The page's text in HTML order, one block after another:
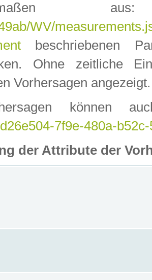
WV/
beschriebenen
Ohne zeitliche
Vorhersagen angezeigt.
können
7f9e-480a-
der Attribute der